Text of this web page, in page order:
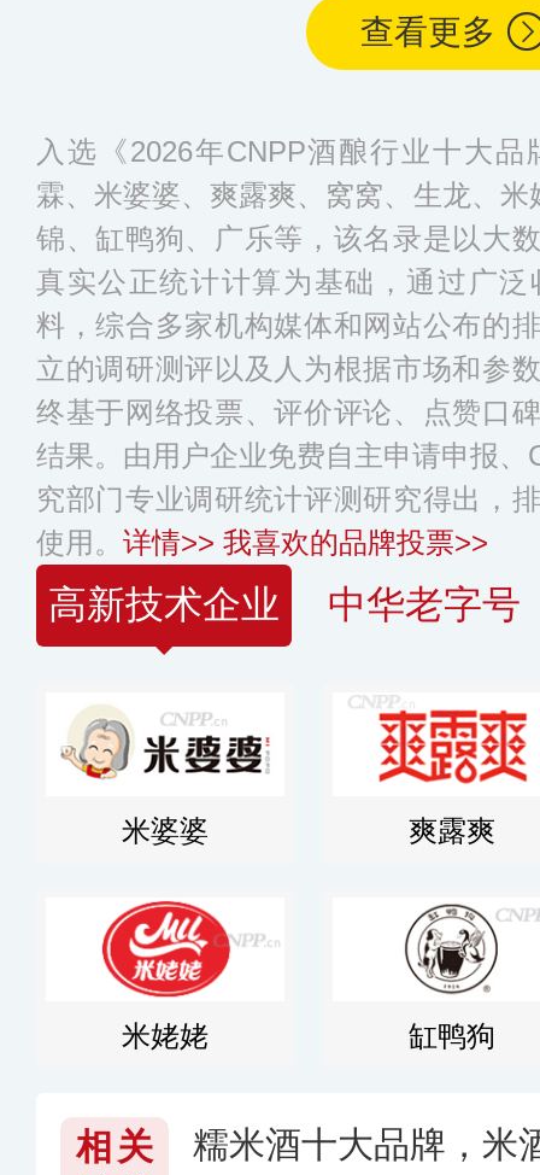
查看更多
入选《2026年CNPP酒酿行业十大
霖、米婆婆、爽露爽、窝窝、生龙、
锦、缸鸭狗、广乐等，该名录是以大
真实公正统计计算为基础，通过广
料，综合多家机构媒体和网站公布的
立的调研测评以及人为根据市场和参
终基于网络投票、评价评论、点赞口
结果。由用户企业免费自主申请申报
究部门专业调研统计评测研究得出，
使用。 详情>> 我喜欢的品牌投票>>
高新技术企业 中华老字号
米婆婆 爽露爽
米姥姥 缸鸭狗
相关
糯米酒十大品牌，米